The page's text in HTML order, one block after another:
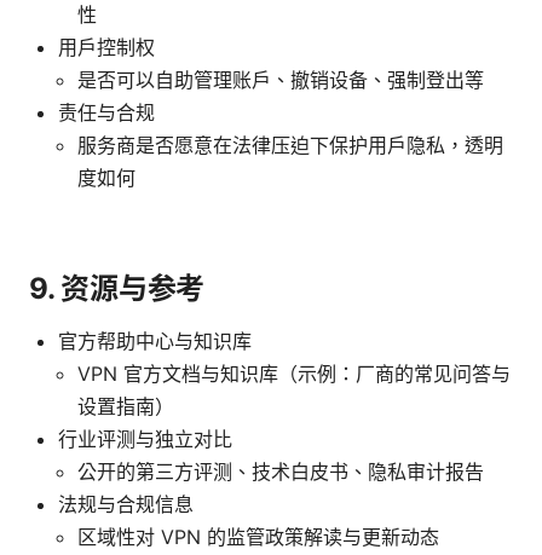
性
用户控制权
是否可以自助管理账户、撤销设备、强制登出等
责任与合规
服务商是否愿意在法律压迫下保护用户隐私，透明
度如何
9. 资源与参考
官方帮助中心与知识库
VPN 官方文档与知识库（示例：厂商的常见问答与
设置指南）
行业评测与独立对比
公开的第三方评测、技术白皮书、隐私审计报告
法规与合规信息
区域性对 VPN 的监管政策解读与更新动态